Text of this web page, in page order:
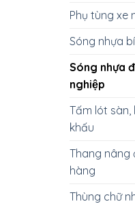
Phụ tùng xe
Sóng nhựa
Sóng nhựa
nghiệp
Tấm lót sàn,
khấu
Thang nâng
hàng
Thùng chữ